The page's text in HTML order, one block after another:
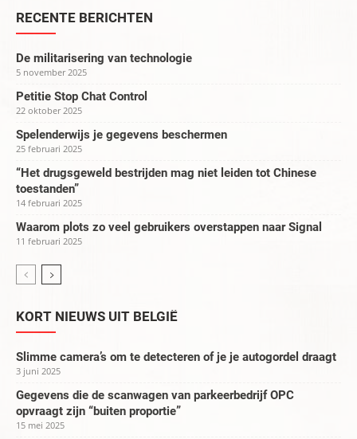
RECENTE BERICHTEN
De militarisering van technologie
5 november 2025
Petitie Stop Chat Control
22 oktober 2025
Spelenderwijs je gegevens beschermen
25 februari 2025
“Het drugsgeweld bestrijden mag niet leiden tot Chinese
toestanden”
14 februari 2025
Waarom plots zo veel gebruikers overstappen naar Signal
11 februari 2025
KORT NIEUWS UIT BELGIË
Slimme camera’s om te detecteren of je je autogordel draagt
3 juni 2025
Gegevens die de scanwagen van parkeerbedrijf OPC
opvraagt zijn “buiten proportie”
15 mei 2025